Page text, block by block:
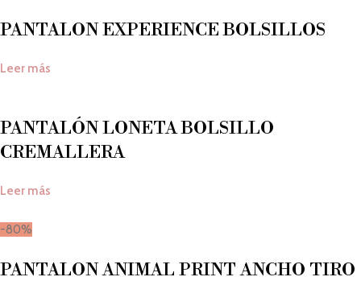
PANTALON EXPERIENCE BOLSILLOS
Leer más
PANTALÓN LONETA BOLSILLO
CREMALLERA
Leer más
-80%
PANTALON ANIMAL PRINT ANCHO TIRO